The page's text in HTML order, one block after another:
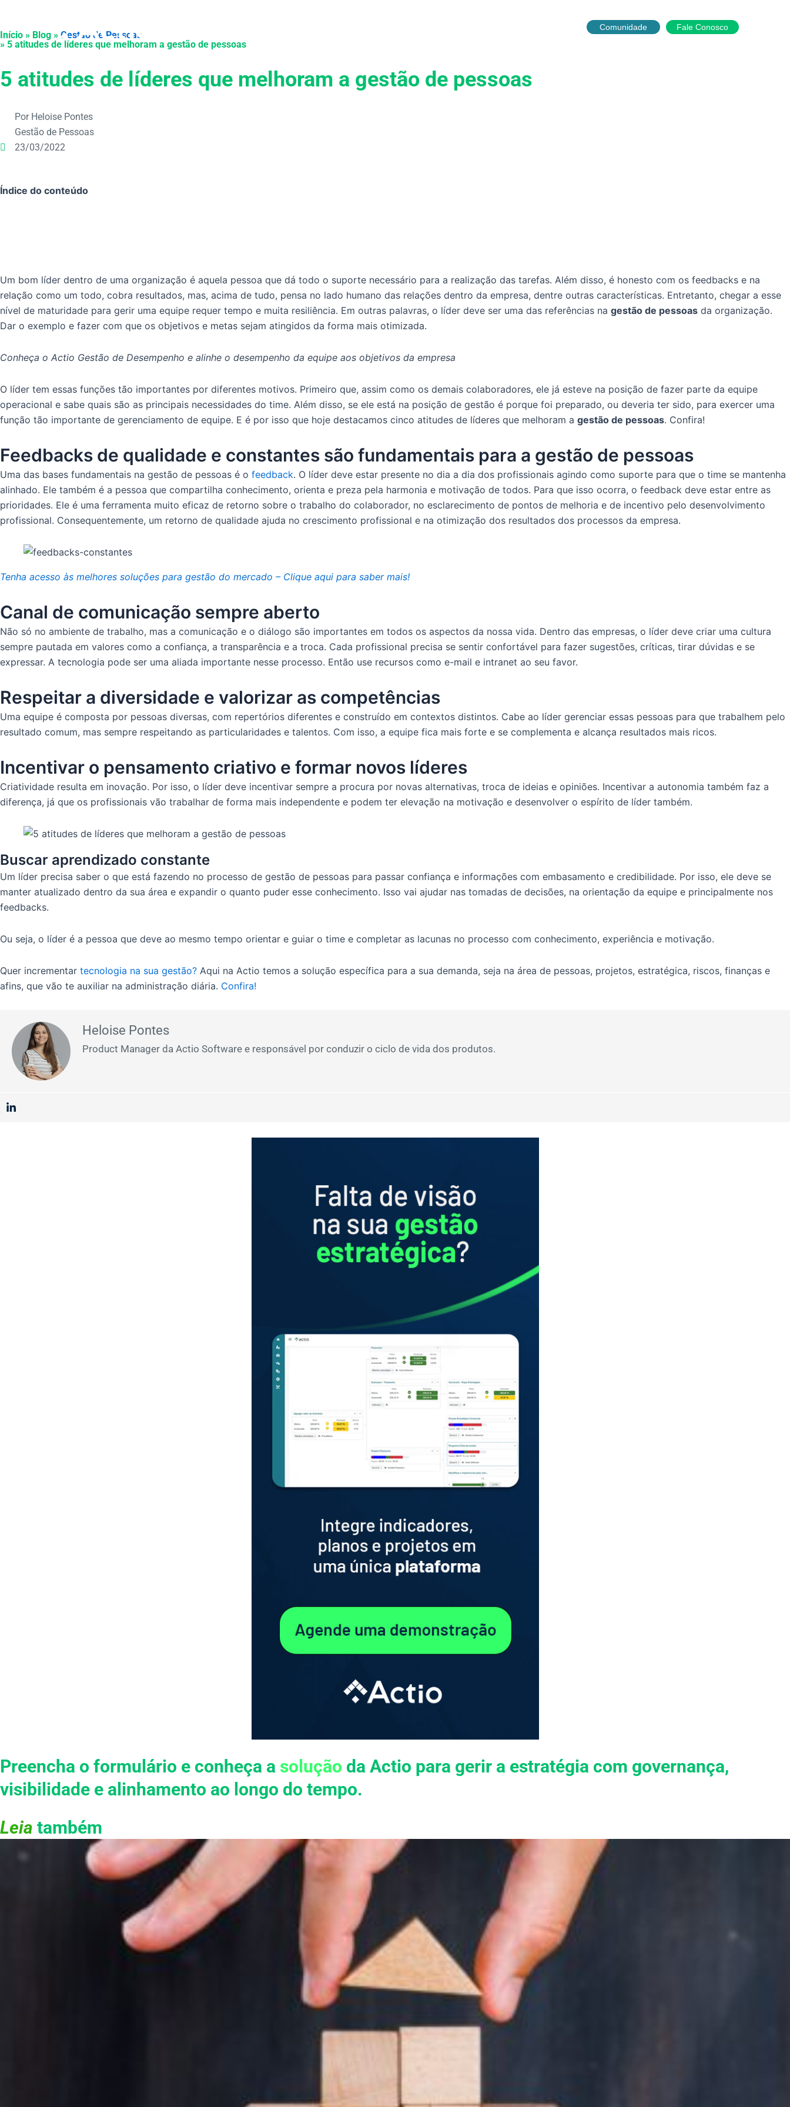
o
Comunidade Fale Conosco
Início » Blog » Gestão de Pessoas
» 5 atitudes de líderes que melhoram a gestão de pessoas
5 atitudes de líderes que melhoram a gestão de pessoas
Por Heloise Pontes
Gestão de Pessoas
23/03/2022
Índice do conteúdo
Um bom líder dentro de uma organização é aquela pessoa que dá todo o suporte necessário para a realização das tarefas. Além disso, é honesto com os feedbacks e na
relação como um todo, cobra resultados, mas, acima de tudo, pensa no lado humano das relações dentro da empresa, dentre outras características. Entretanto, chegar a esse
nível de maturidade para gerir uma equipe requer tempo e muita resiliência. Em outras palavras, o líder deve ser uma das referências na gestão de pessoas da organização.
Dar o exemplo e fazer com que os objetivos e metas sejam atingidos da forma mais otimizada.
Conheça o Actio Gestão de Desempenho e alinhe o desempenho da equipe aos objetivos da empresa
O líder tem essas funções tão importantes por diferentes motivos. Primeiro que, assim como os demais colaboradores, ele já esteve na posição de fazer parte da equipe
operacional e sabe quais são as principais necessidades do time. Além disso, se ele está na posição de gestão é porque foi preparado, ou deveria ter sido, para exercer uma
função tão importante de gerenciamento de equipe. E é por isso que hoje destacamos cinco atitudes de líderes que melhoram a gestão de pessoas. Confira!
Feedbacks de qualidade e constantes são fundamentais para a gestão de pessoas
Uma das bases fundamentais na gestão de pessoas é o feedback. O líder deve estar presente no dia a dia dos profissionais agindo como suporte para que o time se mantenha
alinhado. Ele também é a pessoa que compartilha conhecimento, orienta e preza pela harmonia e motivação de todos. Para que isso ocorra, o feedback deve estar entre as
prioridades. Ele é uma ferramenta muito eficaz de retorno sobre o trabalho do colaborador, no esclarecimento de pontos de melhoria e de incentivo pelo desenvolvimento
profissional. Consequentemente, um retorno de qualidade ajuda no crescimento profissional e na otimização dos resultados dos processos da empresa.
Tenha acesso às melhores soluções para gestão do mercado – Clique aqui para saber mais!
Canal de comunicação sempre aberto
Não só no ambiente de trabalho, mas a comunicação e o diálogo são importantes em todos os aspectos da nossa vida. Dentro das empresas, o líder deve criar uma cultura
sempre pautada em valores como a confiança, a transparência e a troca. Cada profissional precisa se sentir confortável para fazer sugestões, críticas, tirar dúvidas e se
expressar. A tecnologia pode ser uma aliada importante nesse processo. Então use recursos como e-mail e intranet ao seu favor.
Respeitar a diversidade e valorizar as competências
Uma equipe é composta por pessoas diversas, com repertórios diferentes e construído em contextos distintos. Cabe ao líder gerenciar essas pessoas para que trabalhem pelo
resultado comum, mas sempre respeitando as particularidades e talentos. Com isso, a equipe fica mais forte e se complementa e alcança resultados mais ricos.
Incentivar o pensamento criativo e formar novos líderes
Criatividade resulta em inovação. Por isso, o líder deve incentivar sempre a procura por novas alternativas, troca de ideias e opiniões. Incentivar a autonomia também faz a
diferença, já que os profissionais vão trabalhar de forma mais independente e podem ter elevação na motivação e desenvolver o espírito de líder também.
Buscar aprendizado constante
Um líder precisa saber o que está fazendo no processo de gestão de pessoas para passar confiança e informações com embasamento e credibilidade. Por isso, ele deve se
manter atualizado dentro da sua área e expandir o quanto puder esse conhecimento. Isso vai ajudar nas tomadas de decisões, na orientação da equipe e principalmente nos
feedbacks.
Ou seja, o líder é a pessoa que deve ao mesmo tempo orientar e guiar o time e completar as lacunas no processo com conhecimento, experiência e motivação.
Quer incrementar tecnologia na sua gestão? Aqui na Actio temos a solução específica para a sua demanda, seja na área de pessoas, projetos, estratégica, riscos, finanças e
afins, que vão te auxiliar na administração diária. Confira!
Heloise Pontes
Product Manager da Actio Software e responsável por conduzir o ciclo de vida dos produtos.
Preencha o formulário e conheça a solução da Actio para gerir a estratégia com governança,
visibilidade e alinhamento ao longo do tempo.
Leia também